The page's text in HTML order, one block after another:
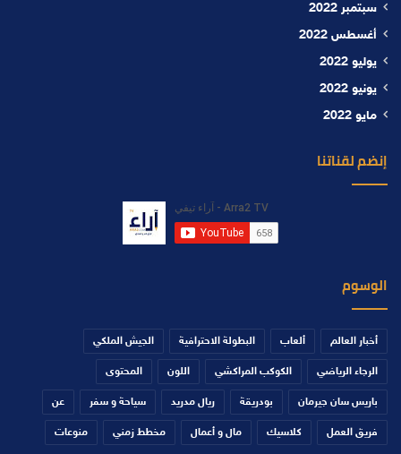
سبتمبر 2022
أغسطس 2022
يوليو 2022
يونيو 2022
مايو 2022
إنضم لقناتنا
الوسوم
أخبار العالم ألعاب البطولة الاحترافية الجيش الملكي
الرجاء الرياضي الكوكب المراكشي اللون المحتوى
باريس سان جيرمان بودريقة ريال مدريد سياحة و سفر عن
فريق العمل كلاسيك مال و أعمال مخطط زمني منوعات